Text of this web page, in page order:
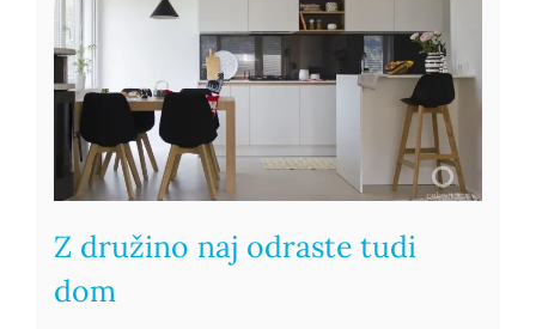
Z družino naj odraste tudi
dom